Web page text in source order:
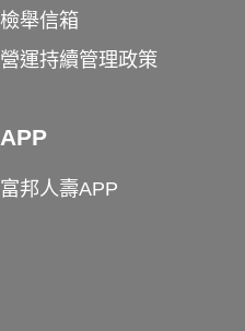
檢舉信箱
營運持續管理政策
APP
富邦人壽APP